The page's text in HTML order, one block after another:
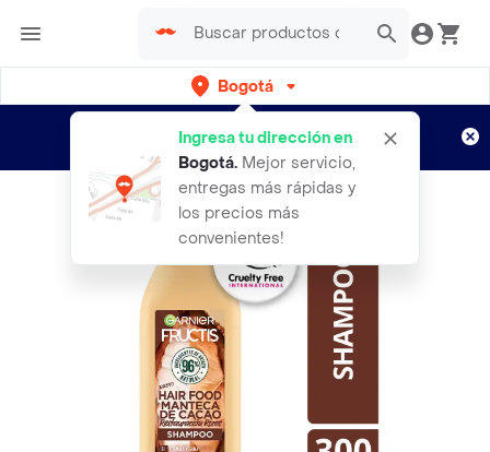
Bogotá
Ingresa tu dirección en
Bogotá. Mejor servicio,
entregas más rápidas y
los precios más
convenientes!
envíos gratis por semanas
Aplican TyC